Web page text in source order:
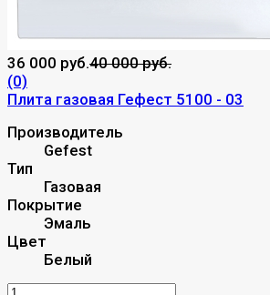
36 000 руб.40 000 руб.
(0)
Плита газовая Гефест 5100 - 03
Производитель
Gefest
Тип
Газовая
Покрытие
Эмаль
Цвет
Белый